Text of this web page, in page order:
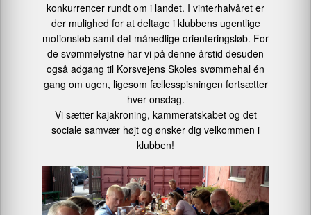
konkurrencer rundt om i landet. I vinterhalvåret er
der mulighed for at deltage i klubbens ugentlige
motionsløb samt det månedlige orienteringsløb. For
de svømmelystne har vi på denne årstid desuden
også adgang til Korsvejens Skoles svømmehal én
gang om ugen, ligesom fællesspisningen fortsætter
hver onsdag.
Vi sætter kajakroning, kammeratskabet og det
sociale samvær højt og ønsker dig velkommen i
klubben!